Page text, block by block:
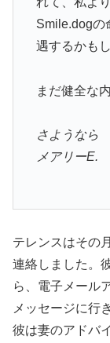
Smile.dogの
遇するかも
まだ健全な
さようなら
メアリーE.
テレンスはその
連絡しました。
ら、電子メール
メッセージに行
彼は妻のアドバ